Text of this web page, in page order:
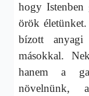
hogy Istenben
örök
bízott anyagi
másokkal.
hanem a
növelnünk,